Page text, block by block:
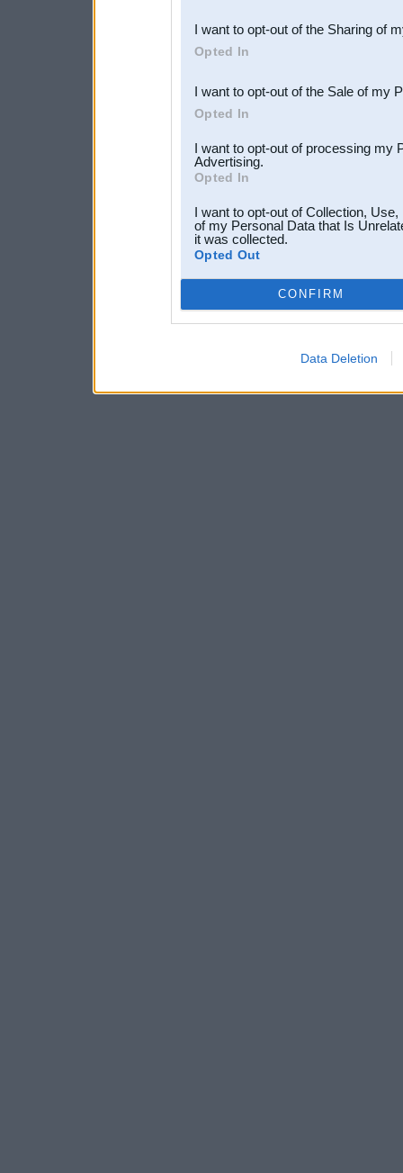
Downstream Participants
third parties.
I want to opt-out of the Sharing of
Opted In
I want to opt-out of the Sale of my
Opted In
I want to opt-out of processing my
Advertising.
Opted In
I want to opt-out of Collection,
of my Personal Data that Is
it was collected.
Opted Out
CONFIRM
Data Deletion